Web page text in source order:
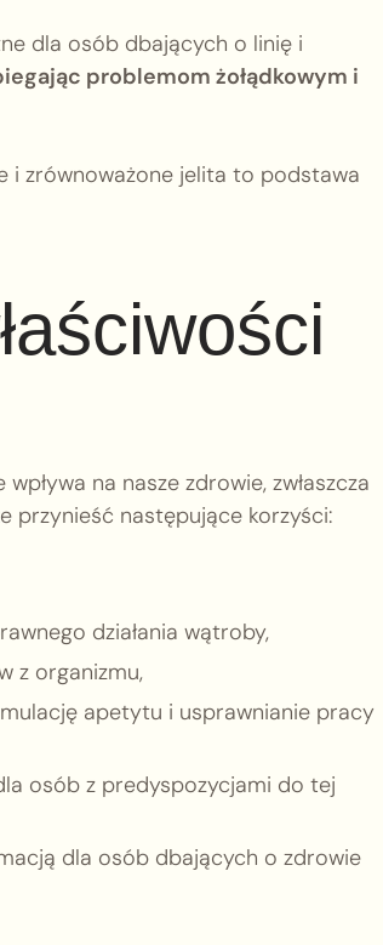
dla osób dbających o linię i
problemom żołądkowym i
i zrównoważone jelita to podstawa
na nasze zdrowie, zwłaszcza
przynieść następujące korzyści:
działania wątroby,
z organizmu,
apetytu i usprawnianie pracy
osób z predyspozycjami do tej
dla osób dbających o zdrowie